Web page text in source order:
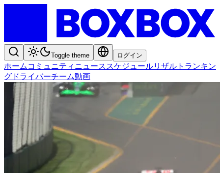
Toggle theme ログイン
ホーム コミュニティ ニュース スケジュールリザルト ランキン
グ ドライバーチーム動画